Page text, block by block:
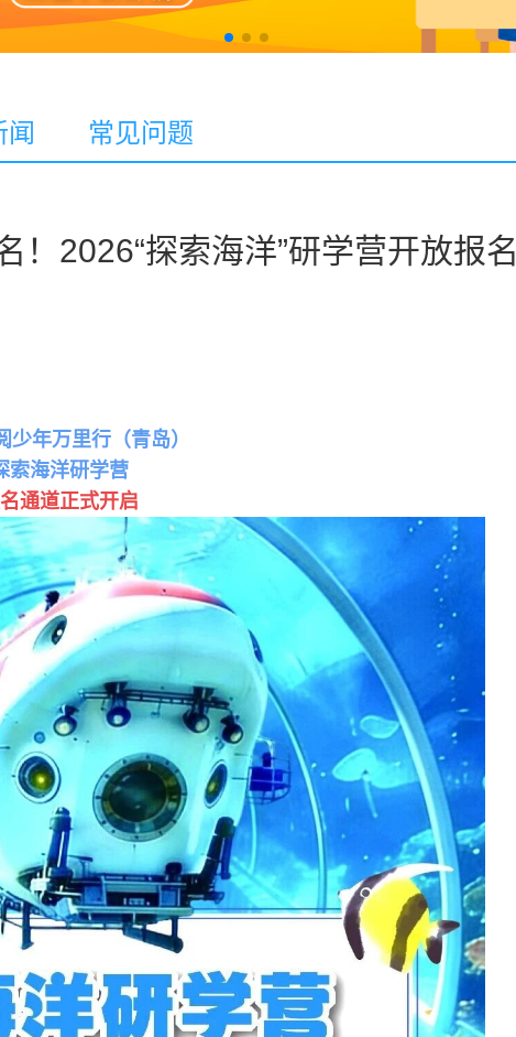
闻 常见问题
！2026“探索海洋”研学营开放报名
少年万里行（青岛）
索海洋研学营
通道正式开启